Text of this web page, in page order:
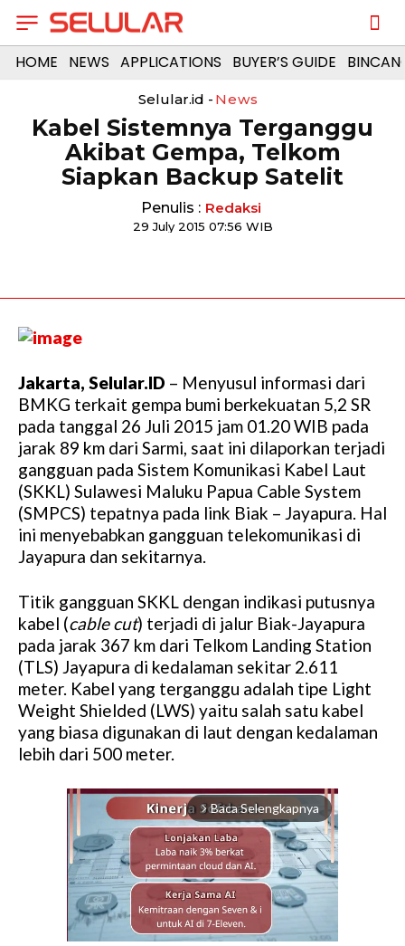
HOME NEWS APPLICATIONS BUYER’S GUIDE
Selular.id - News
Kabel Sistemnya Terganggu
Akibat Gempa, Telkom
Siapkan Backup Satelit
Penulis : Redaksi
29 July 2015 07:56 WIB
Jakarta, Selular.ID – Menyusul informasi dari
BMKG terkait gempa bumi berkekuatan 5,2 SR
pada tanggal 26 Juli 2015 jam 01.20 WIB pada
jarak 89 km dari Sarmi, saat ini dilaporkan terjadi
gangguan pada Sistem Komunikasi Kabel Laut
(SKKL) Sulawesi Maluku Papua Cable System
(SMPCS) tepatnya pada link Biak – Jayapura. Hal
ini menyebabkan gangguan telekomunikasi di
Jayapura dan sekitarnya.
Titik gangguan SKKL dengan indikasi putusnya
kabel (cable cut) terjadi di jalur Biak-Jayapura
pada jarak 367 km dari Telkom Landing Station
(TLS) Jayapura di kedalaman sekitar 2.611
meter. Kabel yang terganggu adalah tipe Light
Weight Shielded (LWS) yaitu salah satu kabel
yang biasa digunakan di laut dengan kedalaman
lebih dari 500 meter.
arrow_forward_ios Baca Selengkapnya